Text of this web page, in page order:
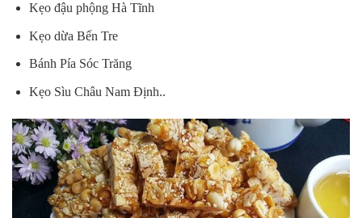
Kẹo đậu phộng Hà Tĩnh
Kẹo dừa Bến Tre
Bánh Pía Sóc Trăng
Kẹo Sìu Châu Nam Định..